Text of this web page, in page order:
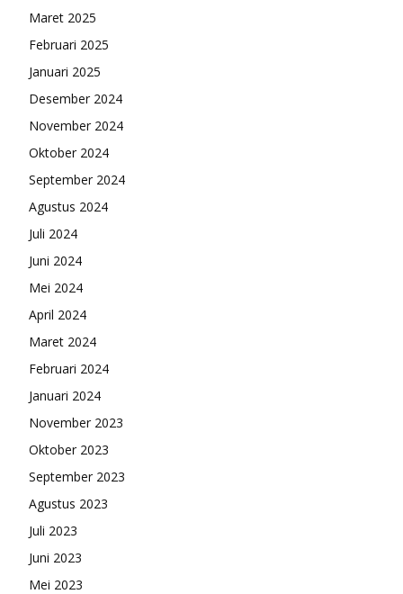
Maret 2025
Februari 2025
Januari 2025
Desember 2024
November 2024
Oktober 2024
September 2024
Agustus 2024
Juli 2024
Juni 2024
Mei 2024
April 2024
Maret 2024
Februari 2024
Januari 2024
November 2023
Oktober 2023
September 2023
Agustus 2023
Juli 2023
Juni 2023
Mei 2023